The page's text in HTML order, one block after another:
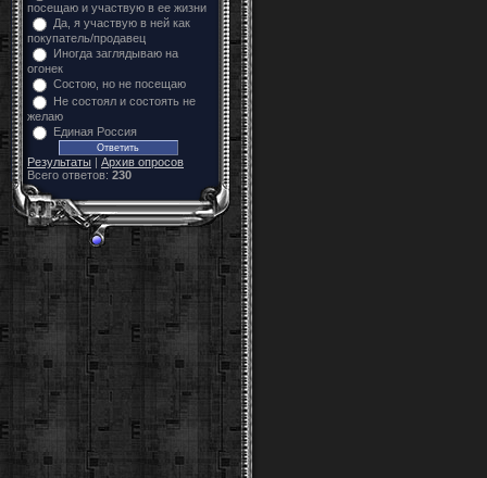
посещаю и участвую в ее жизни
Да, я участвую в ней как
покупатель/продавец
Иногда заглядываю на
огонек
Состою, но не посещаю
Не состоял и состоять не
желаю
Единая Россия
Результаты | Архив опросов
Всего ответов: 230